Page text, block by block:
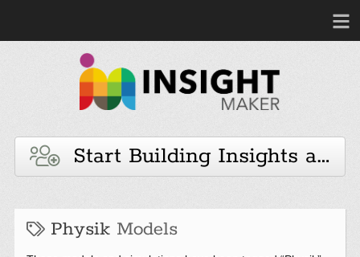
Start Building Insights and
Physik Models